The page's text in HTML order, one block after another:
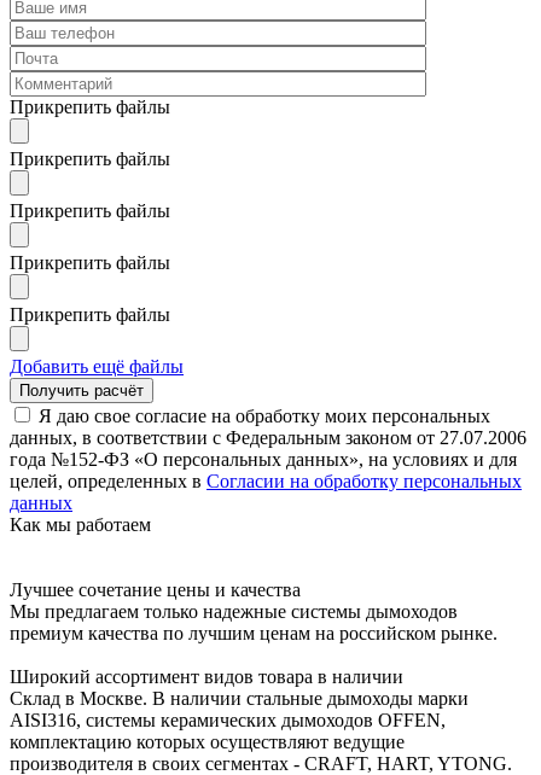
Прикрепить файлы
Прикрепить файлы
Прикрепить файлы
Прикрепить файлы
Прикрепить файлы
Добавить ещё файлы
Я даю свое согласие на обработку моих персональных
данных, в соответствии с Федеральным законом от 27.07.2006
года №152-ФЗ «О персональных данных», на условиях и для
целей, определенных в Согласии на обработку персональных
данных
Как мы работаем
Лучшее сочетание цены и качества
Мы предлагаем только надежные системы дымоходов
премиум качества по лучшим ценам на российском рынке.
Широкий ассортимент видов товара в наличии
Склад в Москве. В наличии стальные дымоходы марки
AISI316, системы керамических дымоходов OFFEN,
комплектацию которых осуществляют ведущие
производителя в своих сегментах - CRAFT, HART, YTONG.